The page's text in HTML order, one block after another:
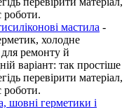
роботи.
мастила -
холодне
ремонту й
варіант: так простіше
перевірити матеріал,
роботи.
шовні герметики і